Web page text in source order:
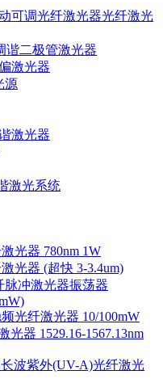
可调光纤激光器光纤激光
谐二极管激光器
激光器
源
激光器
激光系统
光器 780nm 1W
光器 (超快 3-3.4um)
脉冲激光器振荡器
频光纤激光器 10/100mW
器 1529.16-1567.13nm
波紫外(UV-A)光纤激光